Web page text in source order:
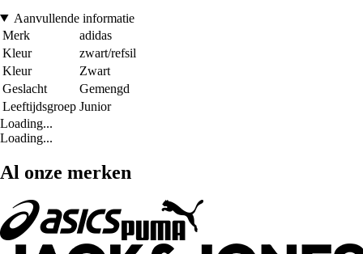
Aanvullende informatie
Merk
adidas
Kleur
zwart/refsil
Kleur
Zwart
Geslacht
Gemengd
Leeftijdsgroep Junior
Loading...
Loading...
Al onze merken